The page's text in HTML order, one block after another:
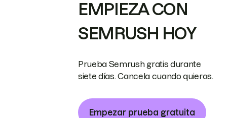
EMPIEZA CON
SEMRUSH HOY
Prueba Semrush gratis durante
siete días. Cancela cuando quieras.
Empezar prueba gratuita